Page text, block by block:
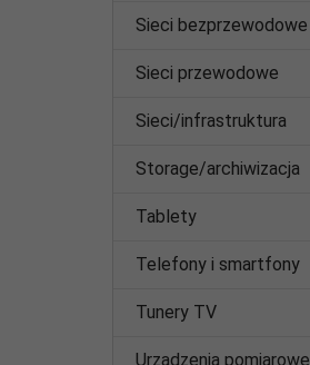
Sieci bezprzewodowe
Sieci przewodowe
Sieci/infrastruktura
Storage/archiwizacja
Tablety
Telefony i smartfony
Tunery TV
Urządzenia pomiarowe